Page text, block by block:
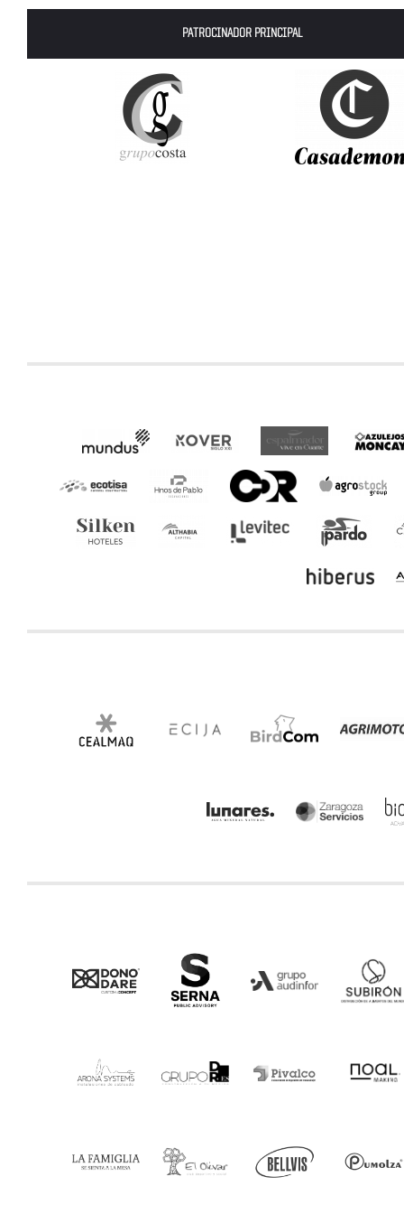
PATROCINADOR PRINCIPAL